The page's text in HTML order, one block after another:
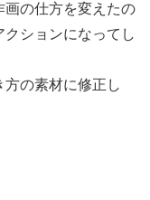
の仕方を変えたの
ションになってし
の素材に修正し